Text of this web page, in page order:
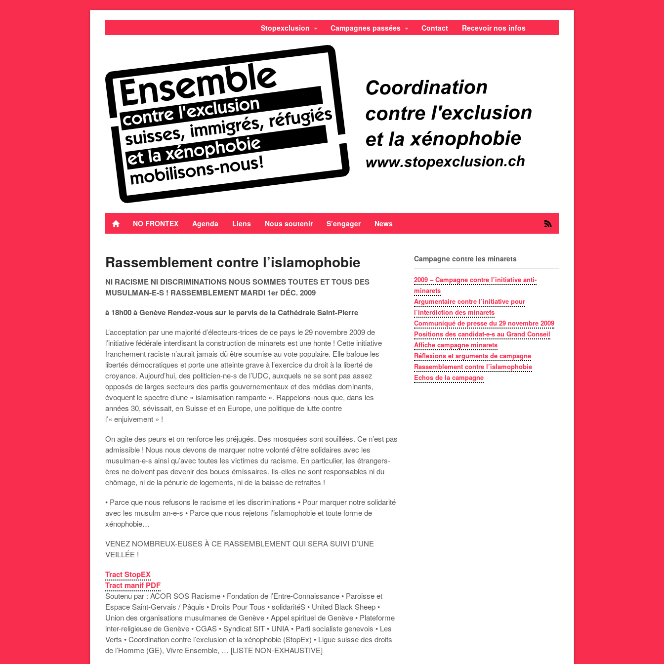
Stopexclusion Campagnes passées Contact Recevoir nos infos
NO FRONTEX Agenda Liens Nous soutenir S’engager News
Rassemblement contre l’islamophobie
NI RACISME NI DISCRIMINATIONS NOUS SOMMES TOUTES ET TOUS DES
MUSULMAN-E-S ! RASSEMBLEMENT MARDI 1er DÉC. 2009
à 18h00 à Genève Rendez-vous sur le parvis de la Cathédrale Saint-Pierre
L’acceptation par une majorité d’électeurs-trices de ce pays le 29 novembre 2009 de
l’initiative fédérale interdisant la construction de minarets est une honte ! Cette initiative
franchement raciste n’aurait jamais dû être soumise au vote populaire. Elle bafoue les
libertés démocratiques et porte une atteinte grave à l’exercice du droit à la liberté de
croyance. Aujourd’hui, des politicien-ne-s de l’UDC, auxquels ne se sont pas assez
opposés de larges secteurs des partis gouvernementaux et des médias dominants,
évoquent le spectre d’une « islamisation rampante ». Rappelons-nous que, dans les
années 30, sévissait, en Suisse et en Europe, une politique de lutte contre
l’« enjuivement » !
On agite des peurs et on renforce les préjugés. Des mosquées sont souillées. Ce n’est pas
admissible ! Nous nous devons de marquer notre volonté d’être solidaires avec les
musulman-e-s ainsi qu’avec toutes les victimes du racisme. En particulier, les étrangers-
ères ne doivent pas devenir des boucs émissaires. Ils-elles ne sont responsables ni du
chômage, ni de la pénurie de logements, ni de la baisse de retraites !
• Parce que nous refusons le racisme et les discriminations • Pour marquer notre solidarité
avec les musulm an-e-s • Parce que nous rejetons l’islamophobie et toute forme de
xénophobie…
VENEZ NOMBREUX-EUSES À CE RASSEMBLEMENT QUI SERA SUIVI D’UNE
VEILLÉE !
Tract StopEX
Tract manif PDF
Soutenu par : ACOR SOS Racisme • Fondation de l’Entre-Connaissance • Paroisse et
Espace Saint-Gervais / Pâquis • Droits Pour Tous • solidaritéS • United Black Sheep •
Union des organisations musulmanes de Genève • Appel spirituel de Genève • Plateforme
inter-religieuse de Genève • CGAS • Syndicat SIT • UNIA • Parti socialiste genevois • Les
Verts • Coordination contre l’exclusion et la xénophobie (StopEx) • Ligue suisse des droits
de l’Homme (GE), Vivre Ensemble, … [LISTE NON-EXHAUSTIVE]
Campagne contre les minarets
2009 – Campagne contre l’initiative anti-
minarets
Argumentaire contre l’initiative pour
l’interdiction des minarets
Communiqué de presse du 29 novembre 2009
Positions des candidat-e-s au Grand Conseil
Affiche campagne minarets
Réflexions et arguments de campagne
Rassemblement contre l’islamophobie
Echos de la campagne